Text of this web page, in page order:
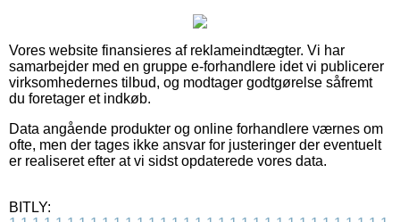
Vores website finansieres af reklameindtægter. Vi har
samarbejder med en gruppe e-forhandlere idet vi publicerer
virksomhedernes tilbud, og modtager godtgørelse såfremt
du foretager et indkøb.
Data angående produkter og online forhandlere værnes om
ofte, men der tages ikke ansvar for justeringer der eventuelt
er realiseret efter at vi sidst opdaterede vores data.
BITLY: